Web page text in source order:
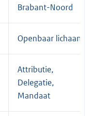
Brabant-Noord
Openbaar lichaam
Attributie,
Delegatie,
Mandaat